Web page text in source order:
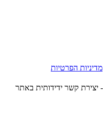
מדיניות הפרטיות